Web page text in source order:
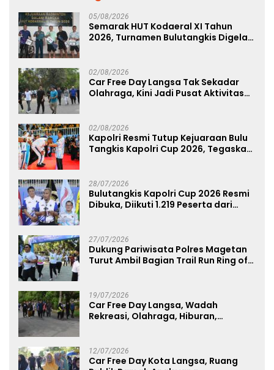
05/08/2026
Semarak HUT Kodaeral XI Tahun
2026, Turnamen Bulutangkis Digelar
02/08/2026
Car Free Day Langsa Tak Sekadar
Olahraga, Kini Jadi Pusat Aktivitas
02/08/2026
Kapolri Resmi Tutup Kejuaraan Bulu
Tangkis Kapolri Cup 2026, Tegaskan
28/07/2026
Bulutangkis Kapolri Cup 2026 Resmi
Dibuka, Diikuti 1.219 Peserta dari
27/07/2026
Dukung Pariwisata Polres Magetan
Turut Ambil Bagian Trail Run Ring of
19/07/2026
Car Free Day Langsa, Wadah
Rekreasi, Olahraga, Hiburan,
12/07/2026
Car Free Day Kota Langsa, Ruang